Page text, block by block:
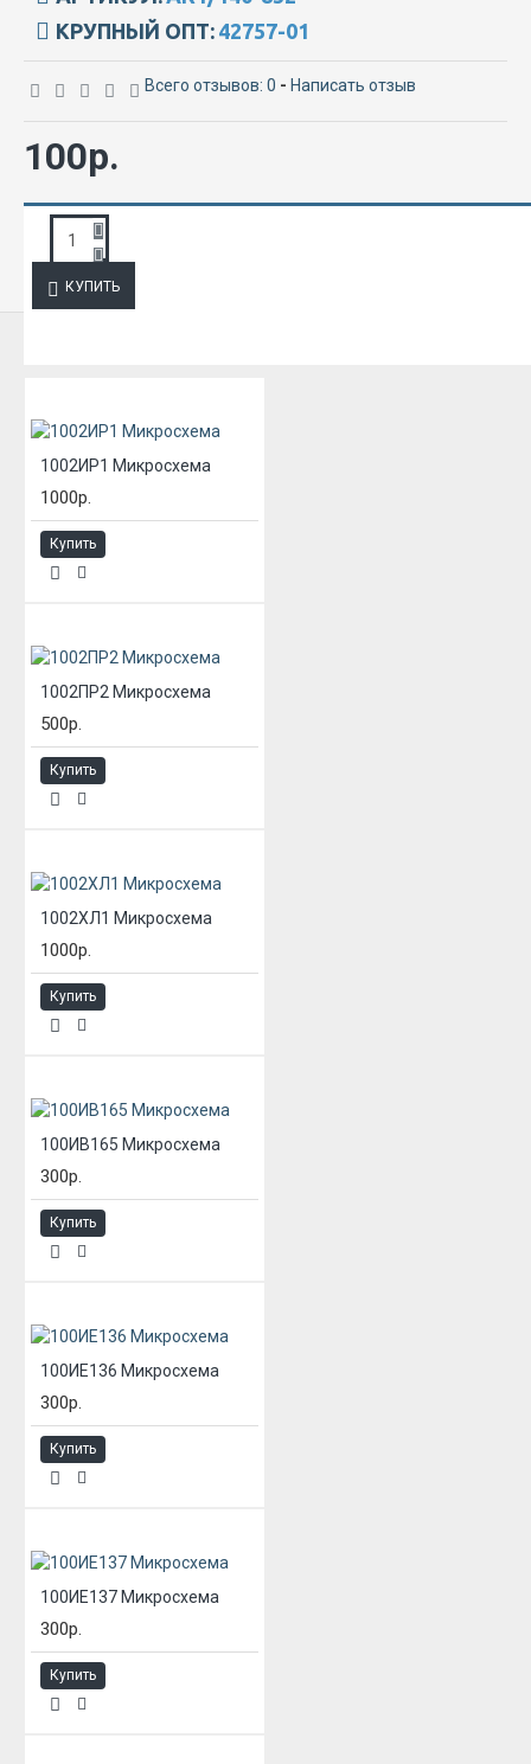
КРУПНЫЙ ОПТ: 42757-01
Всего отзывов: 0 - Написать отзыв
100р.
КУПИТЬ
1002ИР1 Микросхема
1000р.
Купить
1002ПР2 Микросхема
500р.
Купить
1002ХЛ1 Микросхема
1000р.
Купить
100ИВ165 Микросхема
300р.
Купить
100ИЕ136 Микросхема
300р.
Купить
100ИЕ137 Микросхема
300р.
Купить